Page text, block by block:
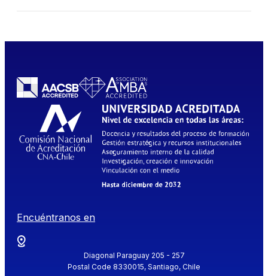
Encuéntranos en
Diagonal Paraguay 205 - 257
Postal Code 8330015, Santiago, Chile